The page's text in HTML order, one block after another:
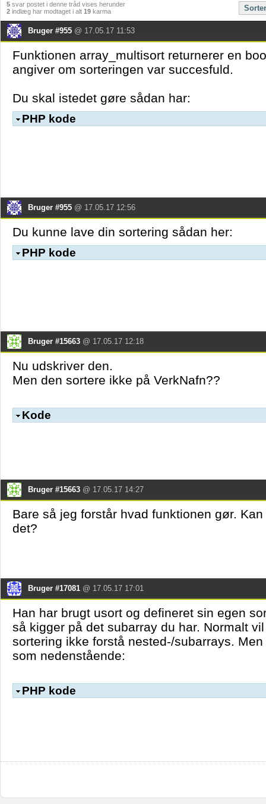
5 svar postet i denne tråd vises herunder
2 indlæg har modtaget i alt 19 karma
Bruger #955 @ 17.05.17 11:53
Funktionen array_multisort returnerer en
angiver om sorteringen var succesfuld.
Du skal istedet gøre sådan har:
PHP kode
Bruger #955 @ 17.05.17 12:56
Du kunne lave din sortering sådan her:
PHP kode
Bruger #15663 @ 17.05.17 12:18
Nu udskriver den.
Men den sortere ikke på VerkNafn??
Kode
Bruger #15663 @ 17.05.17 14:27
Bare så jeg forstår hvad funktionen gør.
det?
Bruger #17081 @ 17.05.17 17:01
Han har brugt usort og defineret sin egen
så kigger på det subarray du har. Normalt
sortering ikke forstå nested-/subarrays.
som nedenstående:
PHP kode